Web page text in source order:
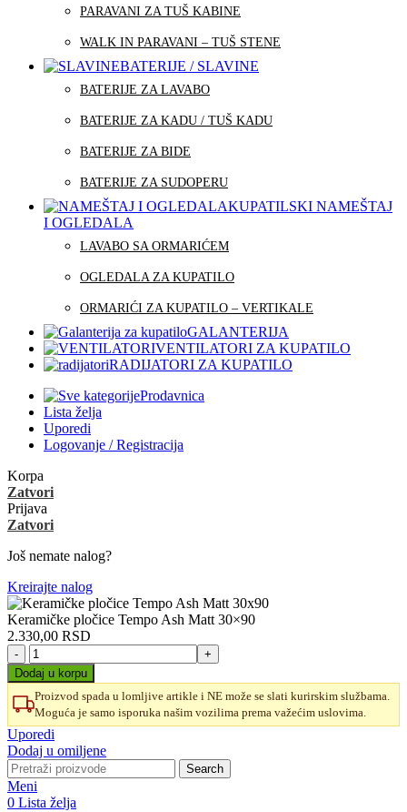
PARAVANI ZA TUŠ KABINE
WALK IN PARAVANI – TUŠ STENE
BATERIJE / SLAVINE
BATERIJE ZA LAVABO
BATERIJE ZA KADU / TUŠ KADU
BATERIJE ZA BIDE
BATERIJE ZA SUDOPERU
KUPATILSKI NAMEŠTAJ
I OGLEDALA
LAVABO SA ORMARIĆEM
OGLEDALA ZA KUPATILO
ORMARIĆI ZA KUPATILO – VERTIKALE
GALANTERIJA
VENTILATORI ZA KUPATILO
RADIJATORI ZA KUPATILO
Prodavnica
Lista želja
Uporedi
Logovanje / Registracija
Korpa
Zatvori
Prijava
Zatvori
Još nemate nalog?
Kreirajte nalog
Keramičke pločice Tempo Ash Matt 30×90
2.330,00 RSD
Keramičke
pločice
Tempo
Ash
Matt
30x90
količina
Dodaj u korpu
Proizvod spada u lomljive artikle i NE može se slati kurirskim službama.
Moguća je samo isporuka našim vozilima prema važećim uslovima.
Uporedi
Dodaj u omiljene
Search
Meni
0 Lista želja